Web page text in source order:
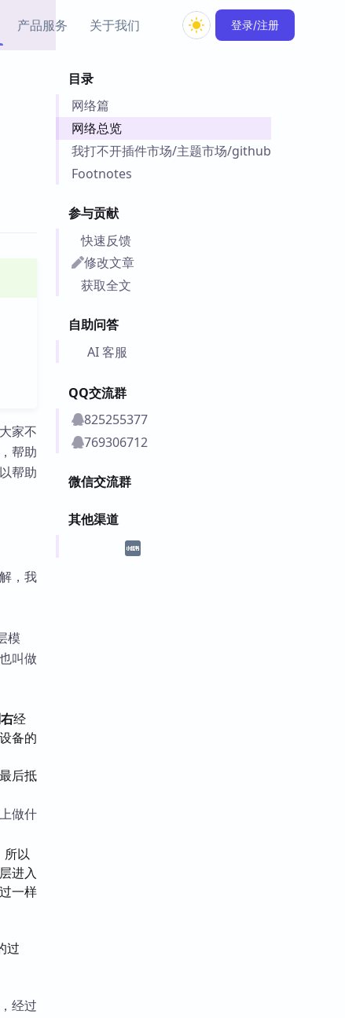
产品服务 关于我们 登录/注册
目录
网络篇
网络总览
我打不开插件市场/主题市场/github
Footnotes
参与贡献
快速反馈
修改文章
获取全文
自助问答
AI 客服
QQ交流群
825255377
769306712
微信交流群
其他渠道
家不
帮助
帮助
，我
模
叫做
经
备的
后抵
做什
所以
进入
一样
过
经过